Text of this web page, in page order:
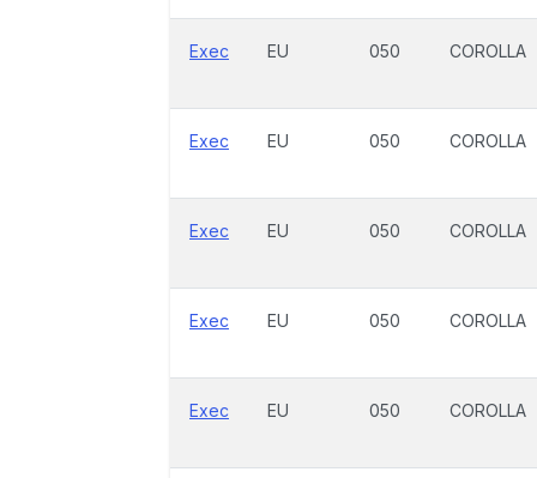
Exec EU 050 COROLLA
Exec EU 050 COROLLA
Exec EU 050 COROLLA
Exec EU 050 COROLLA
Exec EU 050 COROLLA